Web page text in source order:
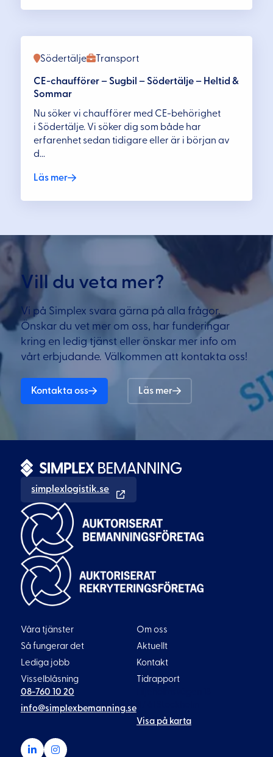
Transport
Södertälje
CE-chaufförer – Sugbil – Södertälje – Heltid &
Sommar
Nu söker vi chaufförer med CE-behörighet
i Södertälje. Vi söker dig som både har
erfarenhet sedan tidigare eller är i början av
d...
Läs mer
Vill du veta mer?
Vi på Simplex svara gärna på alla frågor.
Önskar du vet mer om oss, har funderingar
kring en ledig tjänst eller önskar mer info om
vårt erbjudande. Välkommen att kontakta oss!
Kontakta oss Läs mer
simplexlogistik.se
08-760 10 20
info@simplexbemanning.se
Visa på karta
Våra tjänster
Så fungerar det
Lediga jobb
Visselblåsning
Om oss
Aktuellt
Kontakt
Tidrapport